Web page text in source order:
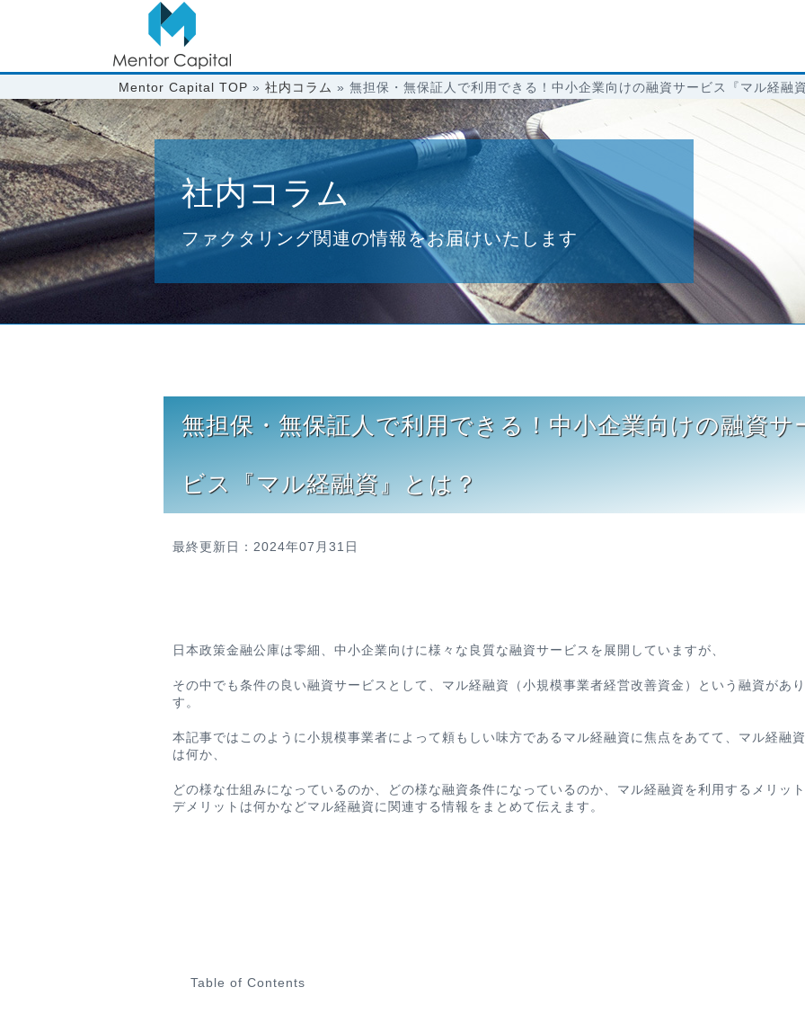
Mentor Capital TOP » 社内コラム » 無担保・無保証人で利用できる！中小企業向けの融資サービス『マル経融
社内コラム
ファクタリング関連の情報をお届けいたします
無担保・無保証人で利用できる！中小企業向けの融資サ
ビス『マル経融資』とは？
最終更新日：2024年07月31日
日本政策金融公庫は零細、中小企業向けに様々な良質な融資サービスを展開していますが、
その中でも条件の良い融資サービスとして、マル経融資（小規模事業者経営改善資金）という融資があ
す。
本記事ではこのように小規模事業者によって頼もしい味方であるマル経融資に焦点をあてて、マル経融
は何か、
どの様な仕組みになっているのか、どの様な融資条件になっているのか、マル経融資を利用するメリッ
デメリットは何かなどマル経融資に関連する情報をまとめて伝えます。
Table of Contents